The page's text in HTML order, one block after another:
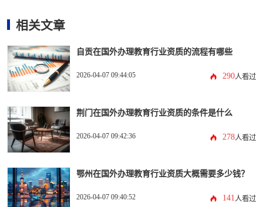
相关文章
自贡在国外办理教育行业资质的流程有哪些
2026-04-07 09:44:05 290人看过
荆门在国外办理教育行业资质的条件是什么
2026-04-07 09:42:36 278人看过
鄂州在国外办理教育行业资质大概需要多少钱？
2026-04-07 09:40:52 141人看过